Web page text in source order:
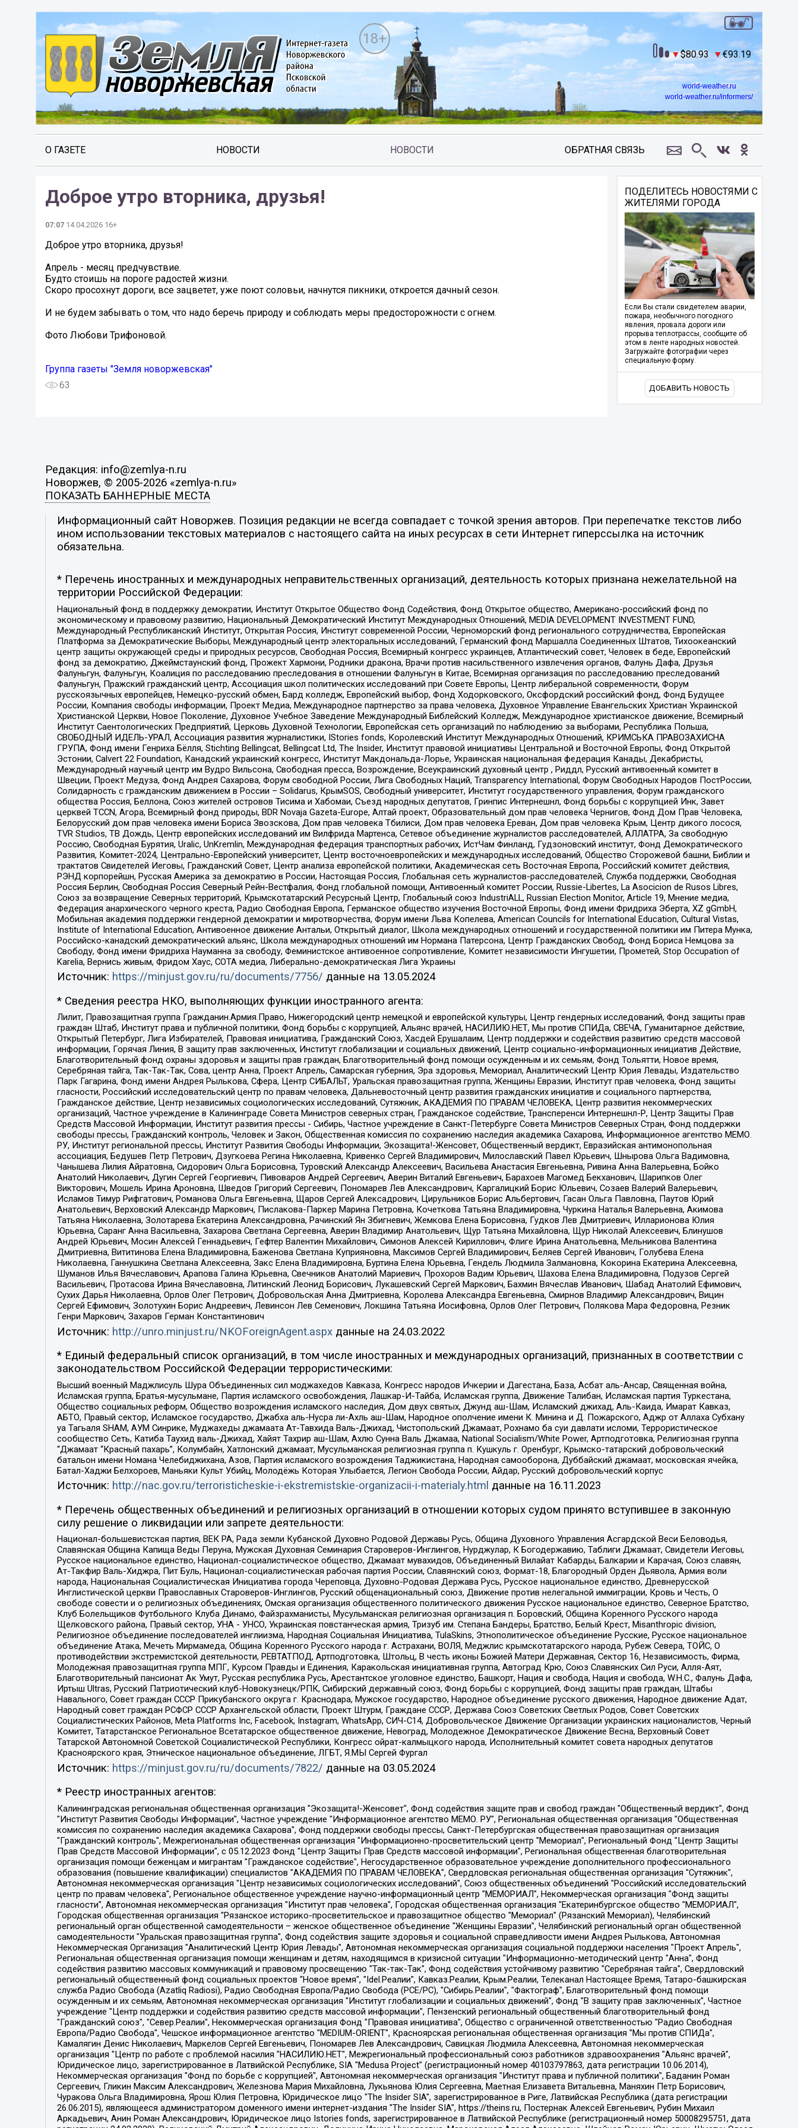
18+
80.93 93.19
world-weather.ru
world-weather.ru/informers/
О ГАЗЕТЕ НОВОСТИ НОВОСТИ ОБРАТНАЯ СВЯЗЬ
Доброе утро вторника, друзья!
07:07 14.04.2026 16+
Доброе утро вторника, друзья!
Апрель - месяц предчувствие.
Будто стоишь на пороге радостей жизни.
Скоро просохнут дороги, все зацветет, уже поют соловьи, начнутся пикники, откроется дачный сезон.
И не будем забывать о том, что надо беречь природу и соблюдать меры предосторожности с огнем.
Фото Любови Трифоновой.
Группа газеты "Земля новоржевская"
63
ПОДЕЛИТЕСЬ НОВОСТЯМИ С
ЖИТЕЛЯМИ ГОРОДА
Если Вы стали свидетелем аварии,
пожара, необычного погодного
явления, провала дороги или
прорыва теплотрассы, сообщите об
этом в ленте народных новостей.
Загружайте фотографии через
специальную форму.
ДОБАВИТЬ НОВОСТЬ
Редакция: info@zemlya-n.ru
Новоржев, © 2005-2026 «zemlya-n.ru»
ПОКАЗАТЬ БАННЕРНЫЕ МЕСТА
Информационный сайт Новоржев. Позиция редакции не всегда совпадает с точкой зрения авторов. При перепечатке текстов либо
ином использовании текстовых материалов с настоящего сайта на иных ресурсах в сети Интернет гиперссылка на источник
обязательна.
* Перечень иностранных и международных неправительственных организаций, деятельность которых признана нежелательной на
территории Российской Федерации:
Национальный фонд в поддержку демократии, Институт Открытое Общество Фонд Содействия, Фонд Открытое общество, Американо-российский фонд по
экономическому и правовому развитию, Национальный Демократический Институт Международных Отношений, MEDIA DEVELOPMENT INVESTMENT FUND,
Международный Республиканский Институт, Открытая Россия, Институт современной России, Черноморский фонд регионального сотрудничества, Европейская
Платформа за Демократические Выборы, Международный центр электоральных исследований, Германский фонд Маршалла Соединенных Штатов, Тихоокеанский
центр защиты окружающей среды и природных ресурсов, Свободная Россия, Всемирный конгресс украинцев, Атлантический совет, Человек в беде, Европейский
фонд за демократию, Джеймстаунский фонд, Прожект Хармони, Родники дракона, Врачи против насильственного извлечения органов, Фалунь Дафа, Друзья
Фалуньгун, Фалуньгун, Коалиция по расследованию преследования в отношении Фалуньгун в Китае, Всемирная организация по расследованию преследований
Фалуньгун, Пражский гражданский центр, Ассоциация школ политических исследований при Совете Европы, Центр либеральной современности, Форум
русскоязычных европейцев, Немецко-русский обмен, Бард колледж, Европейский выбор, Фонд Ходорковского, Оксфордский российский фонд, Фонд Будущее
России, Компания свободы информации, Проект Медиа, Международное партнерство за права человека, Духовное Управление Евангельских Христиан Украинской
Христианской Церкви, Новое Поколение, Духовное Учебное Заведение Международный Библейский Колледж, Международное христианское движение, Всемирный
Институт Саентологических Предприятий, Церковь Духовной Технологии, Европейская сеть организаций по наблюдению за выборами, Республика Польша,
СВОБОДНЫЙ ИДЕЛЬ-УРАЛ, Ассоциация развития журналистики, IStories fonds, Королевский Институт Международных Отношений, КРИМСЬКА ПРАВОЗАХИСНА
ГРУПА, Фонд имени Генриха Бёлля, Stichting Bellingcat, Bellingcat Ltd, The Insider, Институт правовой инициативы Центральной и Восточной Европы, Фонд Открытой
Эстонии, Calvert 22 Foundation, Канадский украинский конгресс, Институт Макдональда-Лорье, Украинская национальная федерация Канады, Декабристы,
Международный научный центр им Вудро Вильсона, Свободная пресса, Возрождение, Всеукраинский духовный центр , Риддл, Русский антивоенный комитет в
Швеции, Проект Медуза, Фонд Андрея Сахарова, Форум свободной России, Лига Свободных Наций, Transparеncy International, Форум Свободных Народов ПостРоссии,
Солидарность с гражданским движением в России – Solidarus, КрымSOS, Свободный университет, Институт государственного управления, Форум гражданского
общества Россия, Беллона, Союз жителей островов Тисима и Хабомаи, Съезд народных депутатов, Гринпис Интернешнл, Фонд борьбы с коррупцией Инк, Завет
церквей TCCN, Агора, Всемирный фонд природы, BDR Novaja Gazeta-Europe, Алтай проект, Образовательный дом прав человека Чернигов, Фонд Дом Прав Человека,
Белорусский дом прав человека имени Бориса Звозскова, Дом прав человека Тбилиси, Дом прав человека Ереван, Дом прав человека Крым, Центр дикого лосося,
TVR Studios, ТВ Дождь, Центр европейских исследований им Вилфрида Мартенса, Сетевое объединение журналистов расследователей, АЛЛАТРА, За свободную
Россию, Свободная Бурятия, Uralic, UnKremlin, Международная федерация транспортных рабочих, ИстЧам Финланд, Гудзоновский институт, Фонд Демократического
Развития, Комитет-2024, Центрально-Европейский университет, Центр восточноевропейских и международных исследований, Общество Сторожевой башни, Библии и
трактатов Свидетелей Иеговы, Гражданский Совет, Центр анализа европейской политики, Академическая сеть Восточная Европа, Российский комитет действия,
РЭНД корпорейшн, Русская Америка за демократию в России, Настоящая Россия, Глобальная сеть журналистов-расследователей, Служба поддержки, Свободная
Россия Берлин, Свободная Россия Северный Рейн-Вестфалия, Фонд глобальной помощи, Антивоенный комитет России, Russie-Libertes, La Asocicion de Rusos Libres,
Союз за возвращение Северных территорий, Крымскотатарский Ресурсный Центр, Глобальный союз IndustriALL, Russian Election Monitor, Article 19, Мнение медиа,
Федерация анархического черного креста, Радио Свободная Европа, Германское общество изучения Восточной Европы, Фонд имени Фридриха Эберта, XZ gGmbH,
Мобильная академия поддержки гендерной демократии и миротворчества, Форум имени Льва Копелева, American Councils for International Education, Cultural Vistas,
Institute of International Education, Антивоенное движение Антальи, Открытый диалог, Школа международных отношений и государственной политики им Питера Мунка,
Российско-канадский демократический альянс, Школа международных отношений им Нормана Патерсона, Центр Гражданских Свобод, Фонд Бориса Немцова за
Свободу, Фонд имени Фридриха Науманна за свободу, Феминистское антивоенное сопротивление, Комитет независимости Ингушетии, Прометей, Stop Occupation of
Karelia, Вернись живым, Фридом Хаус, СОТА медиа, Либерально-демократическая Лига Украины
Источник: https://minjust.gov.ru/ru/documents/7756/ данные на 13.05.2024
* Сведения реестра НКО, выполняющих функции иностранного агента:
Лилит, Правозащитная группа Гражданин.Армия.Право, Нижегородский центр немецкой и европейской культуры, Центр гендерных исследований, Фонд защиты прав
граждан Штаб, Институт права и публичной политики, Фонд борьбы с коррупцией, Альянс врачей, НАСИЛИЮ.НЕТ, Мы против СПИДа, СВЕЧА, Гуманитарное действие,
Открытый Петербург, Лига Избирателей, Правовая инициатива, Гражданский Союз, Хасдей Ерушалаим, Центр поддержки и содействия развитию средств массовой
информации, Горячая Линия, В защиту прав заключенных, Институт глобализации и социальных движений, Центр социально-информационных инициатив Действие,
Благотворительный фонд охраны здоровья и защиты прав граждан, Благотворительный фонд помощи осужденным и их семьям, Фонд Тольятти, Новое время,
Серебряная тайга, Так-Так-Так, Сова, центр Анна, Проект Апрель, Самарская губерния, Эра здоровья, Мемориал, Аналитический Центр Юрия Левады, Издательство
Парк Гагарина, Фонд имени Андрея Рылькова, Сфера, Центр СИБАЛЬТ, Уральская правозащитная группа, Женщины Евразии, Институт прав человека, Фонд защиты
гласности, Российский исследовательский центр по правам человека, Дальневосточный центр развития гражданских инициатив и социального партнерства,
Гражданское действие, Центр независимых социологических исследований, Сутяжник, АКАДЕМИЯ ПО ПРАВАМ ЧЕЛОВЕКА, Центр развития некоммерческих
организаций, Частное учреждение в Калининграде Совета Министров северных стран, Гражданское содействие, Трансперенси Интернешнл-Р, Центр Защиты Прав
Средств Массовой Информации, Институт развития прессы - Сибирь, Частное учреждение в Санкт-Петербурге Совета Министров Северных Стран, Фонд поддержки
свободы прессы, Гражданский контроль, Человек и Закон, Общественная комиссия по сохранению наследия академика Сахарова, Информационное агентство МЕМО.
РУ, Институт региональной прессы, Институт Развития Свободы Информации, Экозащита!-Женсовет, Общественный вердикт, Евразийская антимонопольная
ассоциация, Бедушев Петр Петрович, Дзугкоева Регина Николаевна, Кривенко Сергей Владимирович, Милославский Павел Юрьевич, Шнырова Ольга Вадимовна,
Чанышева Лилия Айратовна, Сидорович Ольга Борисовна, Туровский Александр Алексеевич, Васильева Анастасия Евгеньевна, Ривина Анна Валерьевна, Бойко
Анатолий Николаевич, Дугин Сергей Георгиевич, Пивоваров Андрей Сергеевич, Аверин Виталий Евгеньевич, Барахоев Магомед Бекханович, Шарипков Олег
Викторович, Мошель Ирина Ароновна, Шведов Григорий Сергеевич, Пономарев Лев Александрович, Каргалицкий Борис Юльевич, Созаев Валерий Валерьевич,
Исламов Тимур Рифгатович, Романова Ольга Евгеньевна, Щаров Сергей Алексадрович, Цирульников Борис Альбертович, Гасан Ольга Павловна, Паутов Юрий
Анатольевич, Верховский Александр Маркович, Пислакова-Паркер Марина Петровна, Кочеткова Татьяна Владимировна, Чуркина Наталья Валерьевна, Акимова
Татьяна Николаевна, Золотарева Екатерина Александровна, Рачинский Ян Збигневич, Жемкова Елена Борисовна, Гудков Лев Дмитриевич, Илларионова Юлия
Юрьевна, Саранг Анна Васильевна, Захарова Светлана Сергеевна, Аверин Владимир Анатольевич, Щур Татьяна Михайловна, Щур Николай Алексеевич, Блинушов
Андрей Юрьевич, Мосин Алексей Геннадьевич, Гефтер Валентин Михайлович, Симонов Алексей Кириллович, Флиге Ирина Анатольевна, Мельникова Валентина
Дмитриевна, Вититинова Елена Владимировна, Баженова Светлана Куприяновна, Максимов Сергей Владимирович, Беляев Сергей Иванович, Голубева Елена
Николаевна, Ганнушкина Светлана Алексеевна, Закс Елена Владимировна, Буртина Елена Юрьевна, Гендель Людмила Залмановна, Кокорина Екатерина Алексеевна,
Шуманов Илья Вячеславович, Арапова Галина Юрьевна, Свечников Анатолий Мариевич, Прохоров Вадим Юрьевич, Шахова Елена Владимировна, Подузов Сергей
Васильевич, Протасова Ирина Вячеславовна, Литинский Леонид Борисович, Лукашевский Сергей Маркович, Бахмин Вячеслав Иванович, Шабад Анатолий Ефимович,
Сухих Дарья Николаевна, Орлов Олег Петрович, Добровольская Анна Дмитриевна, Королева Александра Евгеньевна, Смирнов Владимир Александрович, Вицин
Сергей Ефимович, Золотухин Борис Андреевич, Левинсон Лев Семенович, Локшина Татьяна Иосифовна, Орлов Олег Петрович, Полякова Мара Федоровна, Резник
Генри Маркович, Захаров Герман Константинович
Источник: http://unro.minjust.ru/NKOForeignAgent.aspxданные на 24.03.2022
* Единый федеральный список организаций, в том числе иностранных и международных организаций, признанных в соответствии с
законодательством Российской Федерации террористическими:
Высший военный Маджлисуль Шура Объединенных сил моджахедов Кавказа, Конгресс народов Ичкерии и Дагестана, База, Асбат аль-Ансар, Священная война,
Исламская группа, Братья-мусульмане, Партия исламского освобождения, Лашкар-И-Тайба, Исламская группа, Движение Талибан, Исламская партия Туркестана,
Общество социальных реформ, Общество возрождения исламского наследия, Дом двух святых, Джунд аш-Шам, Исламский джихад, Аль-Каида, Имарат Кавказ,
АБТО, Правый сектор, Исламское государство, Джабха аль-Нусра ли-Ахль аш-Шам, Народное ополчение имени К. Минина и Д. Пожарского, Аджр от Аллаха Субхану
уа Тагьаля SHAM, АУМ Синрике, Муджахеды джамаата Ат-Тавхида Валь-Джихад, Чистопольский Джамаат, Рохнамо ба суи давлати исломи, Террористическое
сообщество Сеть, Катиба Таухид валь-Джихад, Хайят Тахрир аш-Шам, Ахлю Сунна Валь Джамаа, National Socialism/White Power, Артподготовка, Религиозная группа
“Джамаат “Красный пахарь”, Колумбайн, Хатлонский джамаат, Мусульманская религиозная группа п. Кушкуль г. Оренбург, Крымско-татарский добровольческий
батальон имени Номана Челебиджихана, Азов, Партия исламского возрождения Таджикистана, Народная самооборона, Дуббайский джамаат, московская ячейка,
Батал-Хаджи Белхороев, Маньяки Культ Убийц, Молодёжь Которая Улыбается, Легион Свобода России, Айдар, Русский добровольческий корпус
Источник: http://nac.gov.ru/terroristicheskie-i-ekstremistskie-organizacii-i-materialy.html данные на 16.11.2023
* Перечень общественных объединений и религиозных организаций в отношении которых судом принято вступившее в законную
силу решение о ликвидации или запрете деятельности:
Национал-большевистская партия, ВЕК РА, Рада земли Кубанской Духовно Родовой Державы Русь, Община Духовного Управления Асгардской Веси Беловодья,
Славянская Община Капища Веды Перуна, Мужская Духовная Семинария Староверов-Инглингов, Нурджулар, К Богодержавию, Таблиги Джамаат, Свидетели Иеговы,
Русское национальное единство, Национал-социалистическое общество, Джамаат мувахидов, Объединенный Вилайат Кабарды, Балкарии и Карачая, Союз славян,
Ат-Такфир Валь-Хиджра, Пит Буль, Национал-социалистическая рабочая партия России, Славянский союз, Формат-18, Благородный Орден Дьявола, Армия воли
народа, Национальная Социалистическая Инициатива города Череповца, Духовно-Родовая Держава Русь, Русское национальное единство, Древнерусской
Инглистической церкви Православных Староверов-Инглингов, Русский общенациональный союз, Движение против нелегальной иммиграции, Кровь и Честь, О
свободе совести и о религиозных объединениях, Омская организация общественного политического движения Русское национальное единство, Северное Братство,
Клуб Болельщиков Футбольного Клуба Динамо, Файзрахманисты, Мусульманская религиозная организация п. Боровский, Община Коренного Русского народа
Щелковского района, Правый сектор, УНА - УНСО, Украинская повстанческая армия, Тризуб им. Степана Бандеры, Братство, Белый Крест, Misanthropic division,
Религиозное объединение последователей инглиизма, Народная Социальная Инициатива, TulaSkins, Этнополитическое объединение Русские, Русское национальное
объединение Атака, Мечеть Мирмамеда, Община Коренного Русского народа г. Астрахани, ВОЛЯ, Меджлис крымскотатарского народа, Рубеж Севера, ТОЙС, О
противодействии экстремистской деятельности, РЕВТАТПОД, Артподготовка, Штольц, В честь иконы Божией Матери Державная, Сектор 16, Независимость, Фирма,
Молодежная правозащитная группа МПГ, Курсом Правды и Единения, Каракольская инициативная группа, Автоград Крю, Союз Славянских Сил Руси, Алля-Аят,
Благотворительный пансионат Ак Умут, Русская республика Русь, Арестантское уголовное единство, Башкорт, Нация и свобода, Нация и свобода, W.H.С., Фалунь Дафа,
Иртыш Ultras, Русский Патриотический клуб-Новокузнецк/РПК, Сибирский державный союз, Фонд борьбы с коррупцией, Фонд защиты прав граждан, Штабы
Навального, Совет граждан СССР Прикубанского округа г. Краснодара, Мужское государство, Народное объединение русского движения, Народное движение Адат,
Народный совет граждан РСФСР СССР Архангельской области, Проект Штурм, Граждане СССР, Держава Союз Советских Светлых Родов, Совет Советских
Социалистических Районов, Meta Platforms Inc, Facebook, Instagram, WhatsApp, СИЧ-С14, Добровольческое Движение Организации украинских националистов, Черный
Комитет, Татарстанское Региональное Всетатарское общественное движение, Невоград, Молодежное Демократическое Движение Весна, Верховный Совет
Татарской Автономной Советской Социалистической Республики, Конгресс ойрат-калмыцкого народа, Исполнительный комитет совета народных депутатов
Красноярского края, Этническое национальное объединение, ЛГБТ, Я.МЫ Сергей Фургал
Источник: https://minjust.gov.ru/ru/documents/7822/ данные на 03.05.2024
* Реестр иностранных агентов:
Калининградская региональная общественная организация "Экозащита!-Женсовет", Фонд содействия защите прав и свобод граждан "Общественный вердикт", Фонд "Институт Развития Свободы Информации", Частное учреждение "Информационное агентство МЕМО. РУ", Региональная общественная организация "Общественная комиссия по сохранению наследия академика Сахарова", Фонд поддержки свободы прессы, Санкт-Петербургская общественная правозащитная организация "Гражданский контроль", Межрегиональная общественная организация "Информационно-просветительский центр "Мемориал", Региональный Фонд "Центр Защиты Прав Средств Массовой Информации", с 05.12.2023 Фонд "Центр Защиты Прав Средств массовой информации", Региональная общественная благотворительная организация помощи беженцам и мигрантам "Гражданское содействие", Негосударственное образовательное учреждение дополнительного профессионального образования (повышение квалификации) специалистов "АКАДЕМИЯ ПО ПРАВАМ ЧЕЛОВЕКА", Свердловская региональная общественная организация "Сутяжник", Автономная некоммерческая организация "Центр независимых социологических исследований", Союз общественных объединений "Российский исследовательский центр по правам человека", Региональное общественное учреждение научно-информационный центр "МЕМОРИАЛ", Некоммерческая организация "Фонд защиты гласности", Автономная некоммерческая организация "Институт прав человека", Городская общественная организация "Екатеринбургское общество "МЕМОРИАЛ", Городская общественная организация "Рязанское историко-просветительское и правозащитное общество "Мемориал" (Рязанский Мемориал), Челябинский региональный орган общественной самодеятельности – женское общественное объединение "Женщины Евразии", Челябинский региональный орган общественной самодеятельности "Уральская правозащитная группа", Фонд содействия защите здоровья и социальной справедливости имени Андрея Рылькова, Автономная Некоммерческая Организация "Аналитический Центр Юрия Левады", Автономная некоммерческая организация социальной поддержки населения "Проект Апрель", Региональная общественная организация помощи женщинам и детям, находящимся в кризисной ситуации "Информационно-методический центр "Анна", Фонд содействия развитию массовых коммуникаций и правовому просвещению "Так-так-Так", Фонд содействия устойчивому развитию "Серебряная тайга", Свердловский региональный общественный фонд социальных проектов "Новое время", "Idel.Реалии", Кавказ.Реалии, Крым.Реалии, Телеканал Настоящее Время, Татаро-башкирская служба Радио Свобода (Azatliq Radiosi), Радио Свободная Европа/Радио Свобода (PCE/PC), "Сибирь.Реалии", "Фактограф", Благотворительный фонд помощи осужденным и их семьям, Автономная некоммерческая организация "Институт глобализации и социальных движений", Фонд "В защиту прав заключенных", Частное учреждение "Центр поддержки и содействия развитию средств массовой информации", Пензенский региональный общественный благотворительный фонд "Гражданский союз", "Север.Реалии", Некоммерческая организация Фонд "Правовая инициатива", Общество с ограниченной ответственностью "Радио Свободная Европа/Радио Свобода", Чешское информационное агентство "MEDIUM-ORIENT", Красноярская региональная общественная организация "Мы против СПИДа", Камалягин Денис Николаевич, Маркелов Сергей Евгеньевич, Пономарев Лев Александрович, Савицкая Людмила Алексеевна, Автономная некоммерческая организация "Центр по работе с проблемой насилия "НАСИЛИЮ.НЕТ", Межрегиональный профессиональный союз работников здравоохранения "Альянс врачей", Юридическое лицо, зарегистрированное в Латвийской Республике, SIA "Medusa Project" (регистрационный номер 40103797863, дата регистрации 10.06.2014), Некоммерческая организация "Фонд по борьбе с коррупцией", Автономная некоммерческая организация "Институт права и публичной политики", Баданин Роман Сергеевич, Гликин Максим Александрович, Железнова Мария Михайловна, Лукьянова Юлия Сергеевна, Маетная Елизавета Витальевна, Маняхин Петр Борисович, Чуракова Ольга Владимировна, Ярош Юлия Петровна, Юридическое лицо "The Insider SIA", зарегистрированное в Риге, Латвийская Республика (дата регистрации 26.06.2015), являющееся администратором доменного имени интернет-издания "The Insider SIA", https://theins.ru, Постернак Алексей Евгеньевич, Рубин Михаил Аркадьевич, Анин Роман Александрович, Юридическое лицо Istories fonds, зарегистрированное в Латвийской Республике (регистрационный номер 50008295751, дата регистрации 24.02.2020), Великовский Дмитрий Александрович, Долинина Ирина Николаевна, Мароховская Алеся Алексеевна, Шлейнов Роман Юрьевич, Шмагун Олеся Валентиновна, Общество с ограниченной ответственностью "Альтаир 2021", Общество с ограниченной ответственностью "Вега 2021", Общество с ограниченной ответственностью "Главный редактор 2021", Общество с ограниченной ответственностью "Ромашки монолит", Важенков Артем Валерьевич, Ивановская областная общественная организация "Центр гендерных исследований", Гурман Юрий Альбертович, Медиапроект "ОВД-Инфо", Егоров Владимир Владимирович, Жилинский Владимир Александрович, Общество с ограниченной ответственностью "ЗП", Иванова София Юрьевна, Карезина Инна Павловна, Кильтау Екатерина Викторовна, Петров Алексей Викторович, Пискунов Сергей Евгеньевич, Смирнов Сергей Сергеевич, Тихонов Михаил Сергеевич, Общество с ограниченной ответственностью "ЖУРНАЛИСТ-ИНОСТРАННЫЙ АГЕНТ", Арапова Галина Юрьевна, Вольтская Татьяна Анатольевна, Американская компания "Mason G.E.S. Anonymous Foundation" (США), являющаяся владельцем интернет-издания https://mnews.world/, Компания "Stichting Bellingcat", зарегистрированная в Нидерландах (дата регистрации 11.07.2018), Захаров Андрей Вячеславович, Клепиковская Екатерина Дмитриевна, Общество с ограниченной ответственностью "МЕМО", Перл Роман Александрович, Симонов Евгений Алексеевич, Соловьева Елена Анатольевна, Сотников Даниил Владимирович, Сурначева Елизавета Дмитриевна, Автономная некоммерческая организация по защите прав человека и информированию населения "Якутия – Наше Мнение", Общество с ограниченной ответственностью "Москоу диджитал медиа", с 26.01.2023 Общество с ограниченной ответственностью "Чайка Белые сады", Ветошкина Валерия Валерьевна, Заговора Максим Александрович, Межрегиональное общественное движение "Российская ЛГБТ - сеть", Оленичев Максим Владимирович, Павлов Иван Юрьевич, Скворцова Елена Сергеевна, Общество с ограниченной ответственностью "Как бы инагент", Кочетков Игорь Викторович, Общество с ограниченной ответственностью "Честные выборы", Еланчик Олег Александрович, Общество с ограниченной ответственностью "Нобелевский призыв", Гималова Регина Эмилевна, Григорьев Андрей Валерьевич, Григорьева Алина Александровна, Ассоциация по содействию защите прав призывников, альтернативнослужащих и военнослужащих "Правозащитная группа "Гражданин.Армия.Право", Хисамова Регина Фаритовна, Автономная некоммерческая организация по реализации социально-правовых программ "Лилит", Дальневосточное общественное движение "Маяк", Санкт-Петербургская ЛГБТ-инициативная группа "Выход", Инициативная группа ЛГБТ+ "Реверс", Алексеев Андрей Викторович, Бекбулатова Таисия Львовна, Беляев Иван Михайлович, Владыкина Елена Сергеевна, Гельман Марат Александрович, Никульшина Вероника Юрьевна, Толоконникова Надежда Андреевна, Шендерович Виктор Анатольевич, Общество с ограниченной ответственностью "Данное сообщение", Общество с ограниченной ответственностью Издательский дом "Новая глава", Айнбиндер Александра Александровна, Московский комьюнити-центр для ЛГБТ+инициатив, Благотворительный фонд развития филантропии, Deutsche Welle (Германия, Kurt-Schumacher-Strasse 3, 53113 Bonn), Борзунова Мария Михайловна, Воробьев Виктор Викторович, Голубева Анна Львовна, Константинова Алла Михайловна, Малкова Ирина Владимировна, Мурадов Мурад Абдулгалимович, Осетинская Елизавета Николаевна, Понасенков Евгений Николаевич, Ганапольский Матвей Юрьевич, Киселев Евгений Алексеевич, Борухович Ирина Григорьевна, Дремин Иван Тимофеевич, Дубровский Дмитрий Викторович, Красноярская региональная общественная организация поддержки и развития альтернативных образовательных технологий и межкультурных коммуникаций "ИНТЕРРА", Маяковская Екатерина Алексеевна, Фейгин Марк Захарович, Филимонов Андрей Викторович, Дзугкоева Регина Николаевна, Доброхотов Роман Александрович, Дудь Юрий Александрович, Елкин Сергей Владимирович, Кругликов Кирилл Игоревич, Сабунаева Мария Леонидовна, Семенов Алексей Владимирович, Шаинян Карен Багратович, Шульман Екатерина Михайловна, Асафьев Артур Валерьевич, Вахштайн Виктор Семенович, Венедиктов Алексей Алексеевич, Лушникова Екатерина Евгеньевна, Волков Леонид Михайлович, Невзоров Александр Глебович, Пархоменко Сергей Борисович, Сироткин Ярослав Николаевич, Кара-Мурза Владимир Владимирович, Баранова Наталья Владимировна, Гозман Леонид Яковлевич, Кагарлицкий Борис Юльевич, Климарев Михаил Валерьевич, Милов Владимир Станиславович, Автономная некоммерческая организация Краснодарский центр современного искусства "Типография", Моргенштерн Алишер Тагирович, Соболь Любовь Эдуардовна, Общество с ограниченной ответственностью "ЛИЗА НОРМ", Каспаров Гарри Кимович, Ходорковский Михаил Борисович, Общество с ограниченной ответственностью "Апрельские тезисы", Данилович Ирина Брониславовна, Кашин Олег Владимирович, Петров Николай Владимирович, Пивоваров Алексей Владимирович, Соколов Михаил Владимирович, Цветкова Юлия Владимировна, Чичваркин Евгений Александрович, Комитет против пыток/Команда против пыток, Общество с ограниченной ответственностью "Первый научный", Общество с ограниченной ответственностью "Вертолет и ко", Белоцерковская Вероника Борисовна, Кац Максим Евгеньевич, Лазарева Татьяна Юрьевна, Шаведдинов Руслан Табризович, Яшин Илья Валерьевич, Общество с ограниченной ответственностью "Иноагент ААВ", Алешковский Дмитрий Петрович, Альбац Евгения Марковна, Быков Дмитрий Львович, Галямина Юлия Евгеньевна, Лойко Сергей Леонидович, Мартынов Кирилл Константинович, Медведев Сергей Александрович, Крашенинников Федор Геннадиевич, Гордеева Катерина Вл